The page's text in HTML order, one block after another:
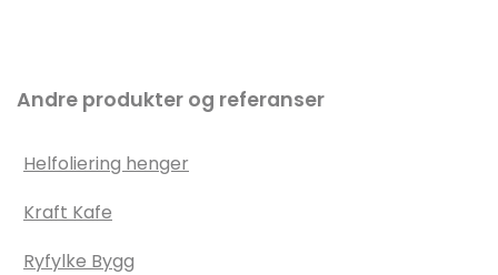
Andre produkter og referanser
Helfoliering henger
Kraft Kafe
Ryfylke Bygg